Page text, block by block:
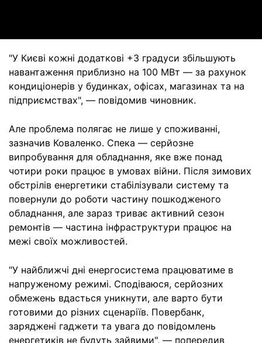
"У Києві кожні додаткові +3 градуси збільшують
навантаження приблизно на 100 МВт — за рахунок
кондиціонерів у будинках, офісах, магазинах та на
підприємствах", — повідомив чиновник.
Але проблема полягає не лише у споживанні,
зазначив Коваленко. Спека — серйозне
випробування для обладнання, яке вже понад
чотири роки працює в умовах війни. Після зимових
обстрілів енергетики стабілізували систему та
повернули до роботи частину пошкодженого
обладнання, але зараз триває активний сезон
ремонтів — частина інфраструктури працює на
межі своїх можливостей.
"У найближчі дні енергосистема працюватиме в
напруженому режимі. Сподіваюся, серйозних
обмежень вдасться уникнути, але варто бути
готовими до різних сценаріїв. Повербанк,
заряджені гаджети та увага до повідомлень
енергетиків не будуть зайвими", — попередив